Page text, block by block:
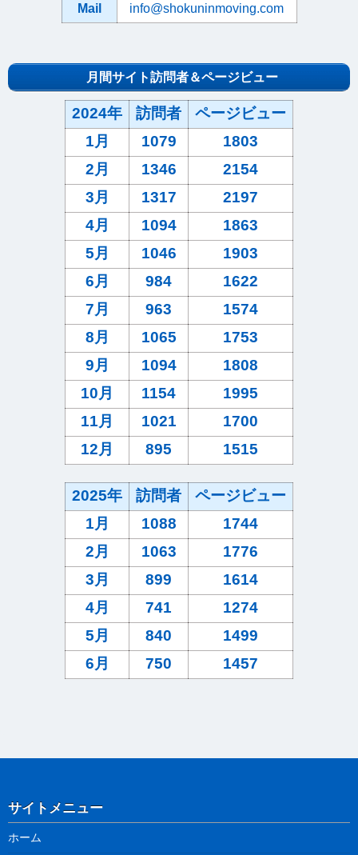
Mail
info@shokuninmoving.com
月間サイト訪問者＆ページビュー
2024年 訪問者
ページビュー
1月
1079
1803
2月
1346
2154
3月
1317
2197
4月
1094
1863
5月
1046
1903
6月
984
1622
7月
963
1574
8月
1065
1753
9月
1094
1808
10月
1154
1995
11月
1021
1700
12月
895 1515
2025年 訪問者
ページビュー
1月
1088
1744
2月
1063
1776
3月
899
1614
4月
741
1274
5月
840
1499
6月
750 1457
サイトメニュー
ホーム